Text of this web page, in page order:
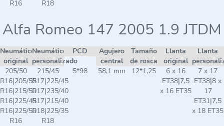
R16
R18
Alfa Romeo 147 2005 1.9 JTDM
Neumático
original
Neumático
personalizado
PCD
Agujero
central
Tamaño
de rosca
Llanta
original
Llanta
205/50
R16|205/55
R16|215/50
R16|225/45
R16|225/50
R16
215/45
R17|225/45
R17|235/40
R17|215/40
R18|225/35
R18
5*98 58,1 mm 12*1,25
6 x 16
ET38|7,5
x 16 ET35
7 x 17
ET38|8 x
17
ET31|7,5
x 18 ET35